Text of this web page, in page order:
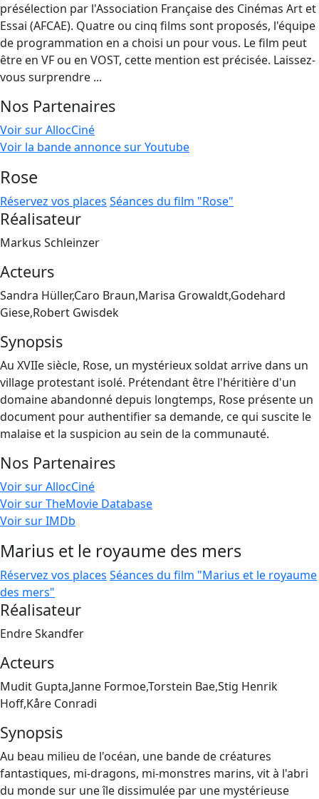
présélection par l'Association Française des Cinémas Art et
Essai (AFCAE). Quatre ou cinq films sont proposés, l'équipe
de programmation en a choisi un pour vous. Le film peut
être en VF ou en VOST, cette mention est précisée. Laissez-
vous surprendre ...
Nos Partenaires
Voir sur AllocCiné
Voir la bande annonce sur Youtube
Rose
Réservez vos places Séances du film "Rose"
Réalisateur
Markus Schleinzer
Acteurs
Sandra Hüller,Caro Braun,Marisa Growaldt,Godehard
Giese,Robert Gwisdek
Synopsis
Au XVIIe siècle, Rose, un mystérieux soldat arrive dans un
village protestant isolé. Prétendant être l'héritière d'un
domaine abandonné depuis longtemps, Rose présente un
document pour authentifier sa demande, ce qui suscite le
malaise et la suspicion au sein de la communauté.
Nos Partenaires
Voir sur AllocCiné
Voir sur TheMovie Database
Voir sur IMDb
Marius et le royaume des mers
Réservez vos places Séances du film "Marius et le royaume
des mers"
Réalisateur
Endre Skandfer
Acteurs
Mudit Gupta,Janne Formoe,Torstein Bae,Stig Henrik
Hoff,Kåre Conradi
Synopsis
Au beau milieu de l'océan, une bande de créatures
fantastiques, mi-dragons, mi-monstres marins, vit à l'abri
du monde sur une île dissimulée par une mystérieuse